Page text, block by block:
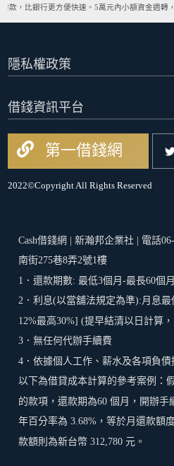
款，比銀行更方便快速。5萬元內小額資金週轉
隱私權政策
借錢資訊平台
第一借錢網
2022©Copyright All Rights Reserved
Cash借錢網 | 新瀚邦企業社 | 電話
南街275巷8弄2號1樓
1．還款期數: 最低3個月-最長60個月
2．利息(以當舖法規定為準):月息
12%最高30%] (提早結清以日計算
3．無任何代辦手續費
4．依據個人工作、薪水及各項負
以下為借貸成本計算的參考案例：
的款項，還款期為60 個月，開辦手
年百分率為 3.68%，等於月還款額
款額則為新台幣 312,780 元。